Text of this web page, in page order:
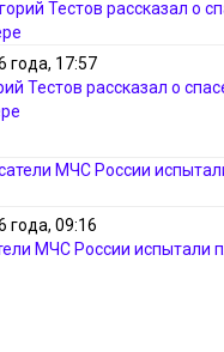
года, 17:57
Тестов рассказал о
года, 09:16
МЧС России испытали